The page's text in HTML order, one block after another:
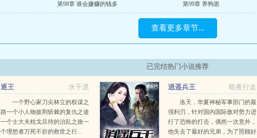
第98章 谁会嫌赚的钱多 第99章 养狗崽
查看更多章节...
已完结热门小说推荐
水千丞
逐王
一个野心家刀尖林立的权谋之
路一个小人物披荆斩棘的复仇之途
一个士大夫枕戈旦待的治乱之旅一
个理想者万死不折的救世之行...
暗夜行走
逍遥兵王
洛天，华夏神秘军事部门的最
强利刃，针对国内国际敌对势力进
行了恐怖的打击，偶然一次意外，
他失去了最好的兄弟，为了照顾好